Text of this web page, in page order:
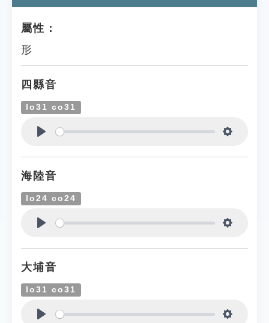
屬性：
形
四縣音
lo31 co31
海陸音
lo24 co24
大埔音
lo31 co31